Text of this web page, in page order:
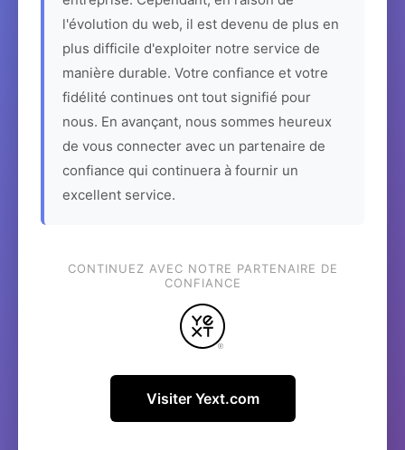
l'évolution du web, il est devenu de plus en
plus difficile d'exploiter notre service de
manière durable. Votre confiance et votre
fidélité continues ont tout signifié pour
nous. En avançant, nous sommes heureux
de vous connecter avec un partenaire de
confiance qui continuera à fournir un
excellent service.
CONTINUEZ AVEC NOTRE PARTENAIRE DE
CONFIANCE
Visiter Yext.com